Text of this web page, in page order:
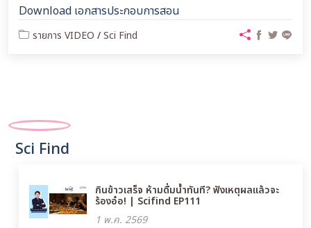
Download เอกสารประกอบการสอน
รายการ VIDEO /Sci Find
Sci Find
กินข้าวเสร็จ ห้ามดื่มน้ำทันที? ฟังเหตุผลแล้วจะ
ร้องอ๋อ! | Scifind EP111
1 พ.ค. 2569